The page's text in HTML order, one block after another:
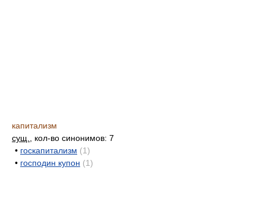
капитализм
сущ.
, кол-во синонимов: 7
• госкапитализм (1)
• господин купон (1)